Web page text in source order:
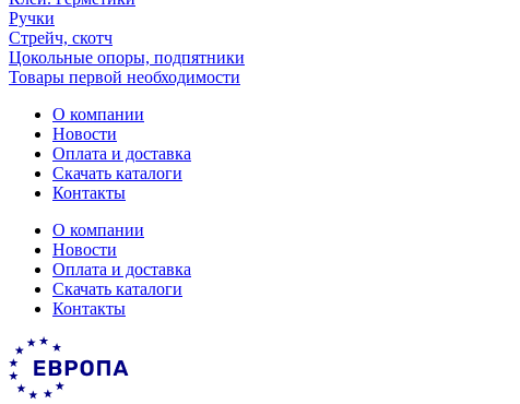
Ручки
Стрейч, скотч
Цокольные опоры, подпятники
Товары первой необходимости
О компании
Новости
Оплата и доставка
Скачать каталоги
Контакты
О компании
Новости
Оплата и доставка
Скачать каталоги
Контакты